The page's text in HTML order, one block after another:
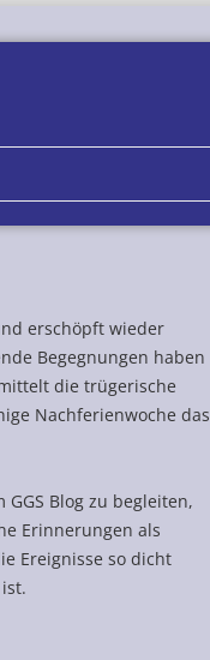
Zum
erschöpft wieder
Begegnungen haben
die trügerische
Nachferienwoche das
Blog zu begleiten,
Erinnerungen als
Ereignisse so dicht